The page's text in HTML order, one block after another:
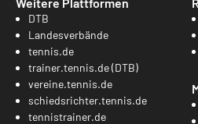
DTB
Landesverbände
tennis.de
trainer.tennis.de (DTB)
vereine.tennis.de
schiedsrichter.tennis.de
tennistrainer.de